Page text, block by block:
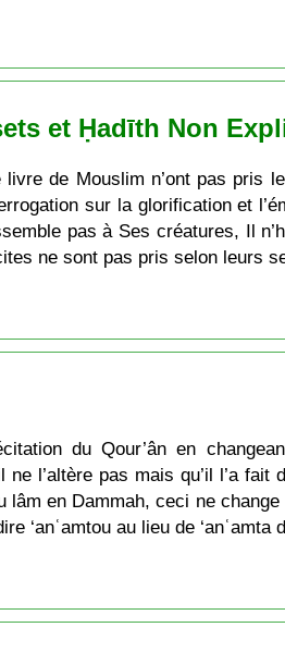
et Ḥadīth Non
de Mouslim n’ont pas pris
sur la glorification et
pas à Ses créatures, Il
ne sont pas pris selon leurs
du Qour’ân en
l’altère pas mais qu’il l’a
en Dammah, ceci ne
‘anʿamtou au lieu de ‘anʿamta